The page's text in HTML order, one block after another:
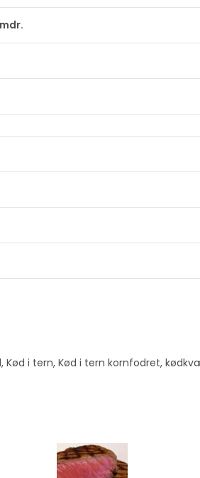
, Kød i tern, Kød i tern kornfodret,